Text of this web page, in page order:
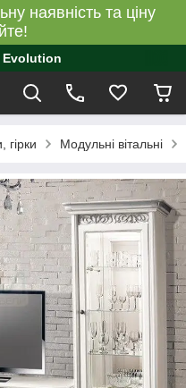
наявність та ціну
Evolution
гірки Модульні вітальні